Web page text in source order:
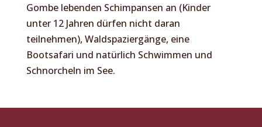
Gombe lebenden Schimpansen an (Kinder
unter 12 Jahren dürfen nicht daran
teilnehmen), Waldspaziergänge, eine
Bootsafari und natürlich Schwimmen und
Schnorcheln im See.